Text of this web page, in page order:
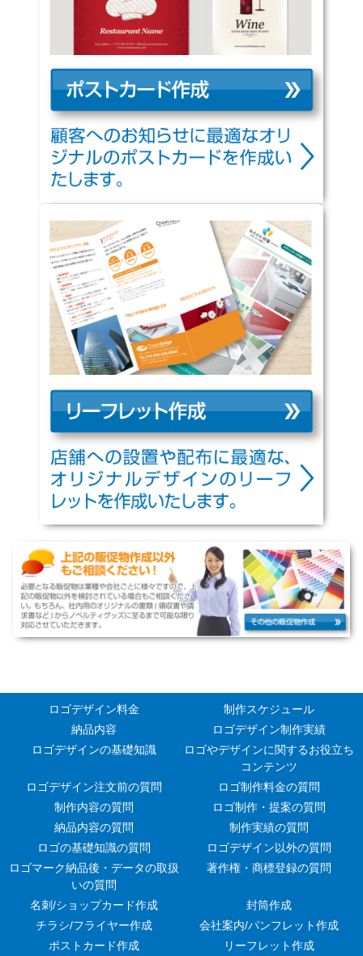
ロゴデザイン料金
制作スケジュール
納品内容
ロゴデザイン制作実績
ロゴデザインの基礎知識
ロゴやデザインに関するお役立ち
コンテンツ
ロゴデザイン注文前の質問
ロゴ制作料金の質問
制作内容の質問
ロゴ制作・提案の質問
納品内容の質問
制作実績の質問
ロゴの基礎知識の質問
ロゴデザイン以外の質問
ロゴマーク納品後・データの取扱
いの質問
著作権・商標登録の質問
名刺/ショップカード作成
封筒作成
チラシ/フライヤー作成
会社案内/パンフレット作成
ポストカード作成
リーフレット作成